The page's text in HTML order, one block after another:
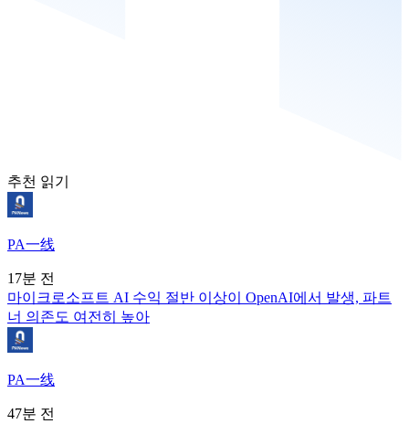
추천 읽기
PA一线
17분 전
마이크로소프트 AI 수익 절반 이상이 OpenAI에서 발생, 파트
너 의존도 여전히 높아
PA一线
47분 전